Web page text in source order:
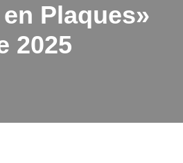
Plaques»
2025